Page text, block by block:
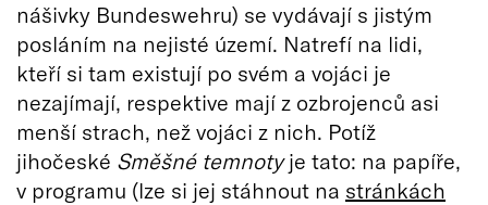
nášivky Bundeswehru) se vydávají s jistým
posláním na nejisté území. Natrefí na lidi,
kteří si tam existují po svém a vojáci je
nezajímají, respektive mají z ozbrojenců asi
menší strach, než vojáci z nich. Potíž
jihočeské Směšné temnotyje tato: na papíře,
v programu (lze si jej stáhnout na stránkách